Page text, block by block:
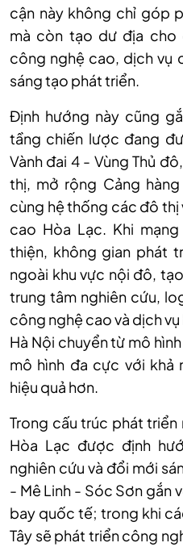
cận này không chỉ góp
mà còn tạo dư địa cho
công nghệ cao, dịch vụ
sáng tạo phát triển.
Định hướng này cũng
tầng chiến lược đang
Vành đai 4 - Vùng Thủ
thị, mở rộng Cảng
cùng hệ thống các đô thị
cao Hòa Lạc. Khi
thiện, không gian phát
ngoài khu vực nội đô,
trung tâm nghiên cứu,
công nghệ cao và dịch
Hà Nội chuyển từ mô
mô hình đa cực với khả
hiệu quả hơn.
Trong cấu trúc phát
Hòa Lạc được định
nghiên cứu và đổi mới
- Mê Linh - Sóc Sơn gắn
bay quốc tế; trong khi
Tây sẽ phát triển công